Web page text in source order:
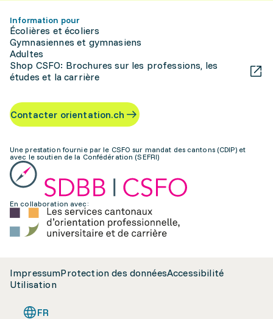
Information pour
Écolières et écoliers
Gymnasiennes et gymnasiens
Adultes
Shop CSFO: Brochures sur les professions, les
études et la carrière
Contacter orientation.ch
Une prestation fournie par le CSFO sur mandat des cantons (CDIP) et
avec le soutien de la Confédération (SEFRI)
En collaboration avec:
ImpressumProtection des donnéesAccessibilité
Utilisation
FR